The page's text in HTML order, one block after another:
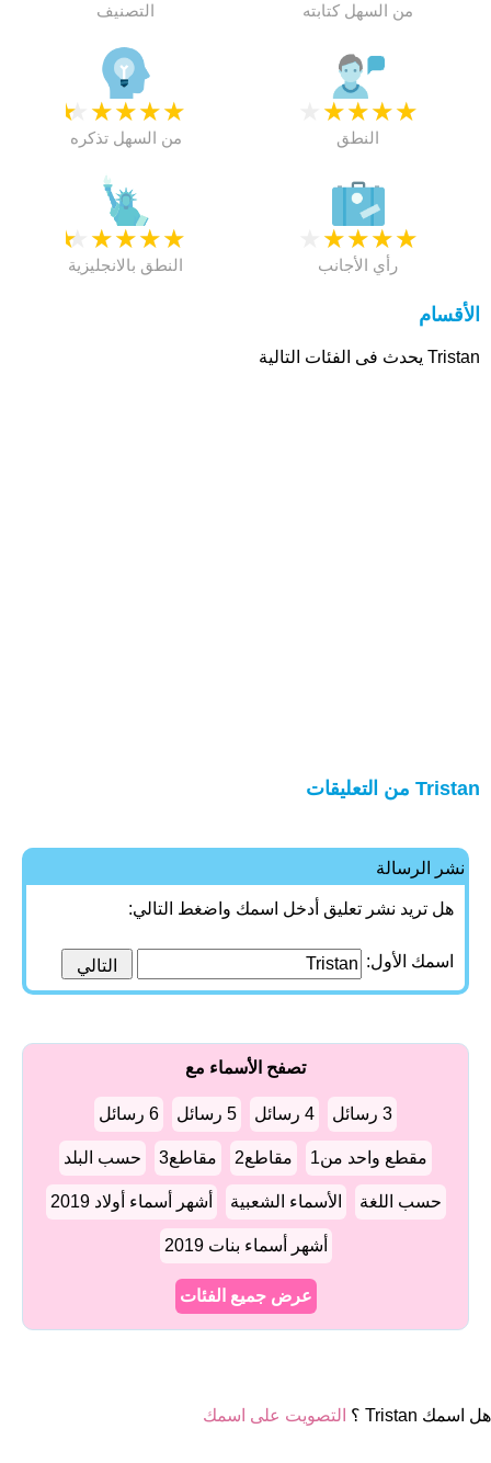
التصنيف من السهل كتابته
★
★
★
★
★
من السهل تذكره
★
★
★
★
النطق
★
★
★
★
★
النطق بالانجليزية
★
★
★
★
رأي الأجانب
الأقسام
Tristan يحدث فى الفئات التالية
Tristan من التعليقات
نشر الرسالة
هل تريد نشر تعليق أدخل اسمك واضغط التالي:
اسمك الأول:
تصفح الأسماء مع
3 رسائل 4 رسائل 5 رسائل 6 رسائل
مقطع واحد من1 مقاطع2 مقاطع3 حسب البلد
حسب اللغة الأسماء الشعبية أشهر أسماء أولاد 2019
أشهر أسماء بنات 2019
عرض جميع الفئات
هل اسمك Tristan ؟ التصويت على اسمك